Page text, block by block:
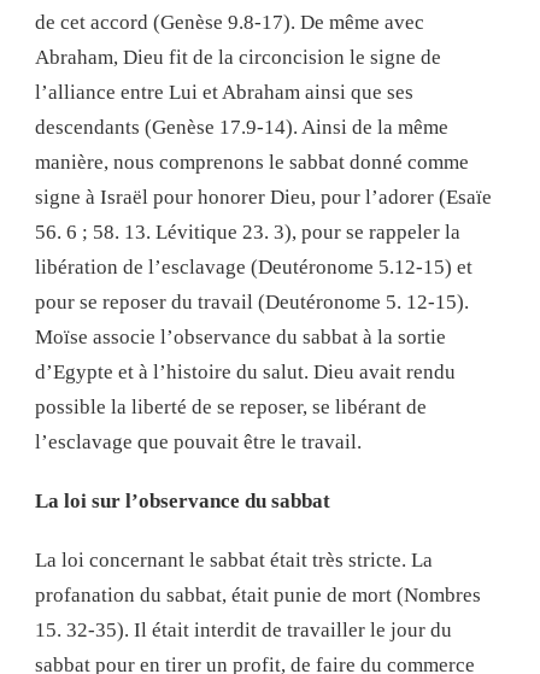
de cet accord (Genèse 9.8-17). De même avec
Abraham, Dieu fit de la circoncision le signe de
l’alliance entre Lui et Abraham ainsi que ses
descendants (Genèse 17.9-14). Ainsi de la même
manière, nous comprenons le sabbat donné comme
signe à Israël pour honorer Dieu, pour l’adorer (Esaïe
56. 6 ; 58. 13. Lévitique 23. 3), pour se rappeler la
libération de l’esclavage (Deutéronome 5.12-15) et
pour se reposer du travail (Deutéronome 5. 12-15).
Moïse associe l’observance du sabbat à la sortie
d’Egypte et à l’histoire du salut. Dieu avait rendu
possible la liberté de se reposer, se libérant de
l’esclavage que pouvait être le travail.
La loi sur l’observance du sabbat
La loi concernant le sabbat était très stricte. La
profanation du sabbat, était punie de mort (Nombres
15. 32-35). Il était interdit de travailler le jour du
sabbat pour en tirer un profit, de faire du commerce